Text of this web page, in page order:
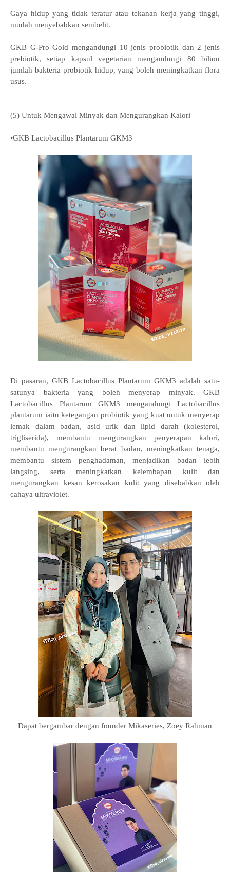
Gaya hidup yang tidak teratur atau tekanan kerja yang tinggi,
mudah menyebabkan sembelit.
GKB G-Pro Gold mengandungi 10 jenis probiotik dan 2 jenis
prebiotik, setiap kapsul vegetarian mengandungi 80 bilion
jumlah bakteria probiotik hidup, yang boleh meningkatkan flora
usus.
(5) Untuk Mengawal Minyak dan Mengurangkan Kalori
•GKB Lactobacillus Plantarum GKM3
Di pasaran, GKB Lactobacillus Plantarum GKM3 adalah satu-
satunya bakteria yang boleh menyerap minyak. GKB
Lactobacillus Plantarum GKM3 mengandungi Lactobacillus
plantarum iaitu ketegangan probiotik yang kuat untuk menyerap
lemak dalam badan, asid urik dan lipid darah (kolesterol,
trigliserida), membantu mengurangkan penyerapan kalori,
membantu mengurangkan berat badan, meningkatkan tenaga,
membantu sistem penghadaman, menjadikan badan lebih
langsing, serta meningkatkan kelembapan kulit dan
mengurangkan kesan kerosakan kulit yang disebabkan oleh
cahaya ultraviolet.
Dapat bergambar dengan founder Mikaseries, Zoey Rahman